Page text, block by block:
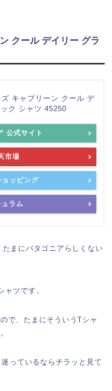
クール デイリー グラ
ズ キャプリーン クール デ
ク シャツ 45250
公式サイト
市場
ッピング
ラム
たまにパタゴニアらしくない
ャツです。
で、たまにそういうTシャ
っているならチラッと見て